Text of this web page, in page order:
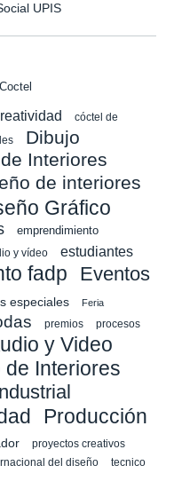
UPIS
Coctel
cóctel de
Dibujo
Interiores
de interiores
Gráfico
emprendimiento
y vídeo
estudiantes
fadp
Eventos
especiales Feria
premios procesos
y Video
de Interiores
Producción
proyectos creativos
del diseño
tecnico